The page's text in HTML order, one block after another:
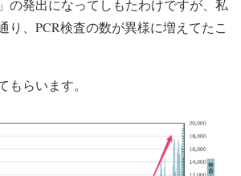
の発出になってしもたわけですが、私
り、PCR検査の数が異様に増えてたこ
らいます。